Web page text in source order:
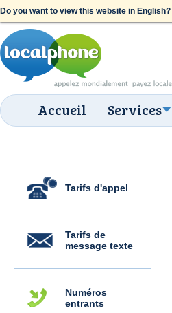
Do you want to view this website in English?
Accueil Services
Tarifs d'appel
Tarifs de
message texte
Numéros
entrants